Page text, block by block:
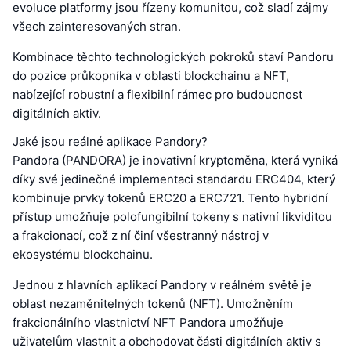
evoluce platformy jsou řízeny komunitou, což sladí zájmy
všech zainteresovaných stran.
Kombinace těchto technologických pokroků staví Pandoru
do pozice průkopníka v oblasti blockchainu a NFT,
nabízející robustní a flexibilní rámec pro budoucnost
digitálních aktiv.
Jaké jsou reálné aplikace Pandory?
Pandora (PANDORA) je inovativní kryptoměna, která vyniká
díky své jedinečné implementaci standardu ERC404, který
kombinuje prvky tokenů ERC20 a ERC721. Tento hybridní
přístup umožňuje polofungibilní tokeny s nativní likviditou
a frakcionací, což z ní činí všestranný nástroj v
ekosystému blockchainu.
Jednou z hlavních aplikací Pandory v reálném světě je
oblast nezaměnitelných tokenů (NFT). Umožněním
frakcionálního vlastnictví NFT Pandora umožňuje
uživatelům vlastnit a obchodovat části digitálních aktiv s